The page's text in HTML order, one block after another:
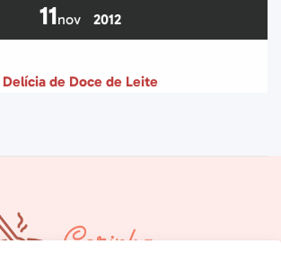
11nov 2012
Delícia de Doce de Leite